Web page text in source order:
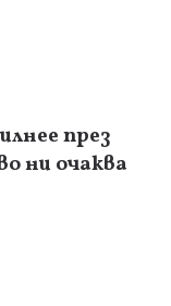
през
ни очаква